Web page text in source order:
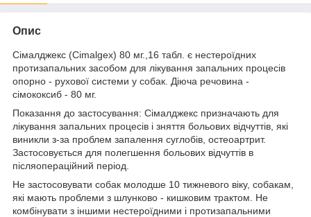
Опис
Сімалджекс (Cimalgex) 80 мг.,16 табл. є нестероїдних
протизапальних засобом для лікування запальних процесів
опорно - рухової системи у собак. Діюча речовина -
сімококсиб - 80 мг.
Показання до застосування: Сімалджекс призначають для
лікування запальних процесів і зняття больових відчуттів, які
виникли з-за проблем запалення суглобів, остеоартрит.
Застосовується для полегшення больових відчуттів в
післяопераційний період.
Не застосовувати собак молодше 10 тижневого віку, собакам,
які мають проблеми з шлунково - кишковим трактом. Не
комбінувати з іншими нестероїдними і протизапальними